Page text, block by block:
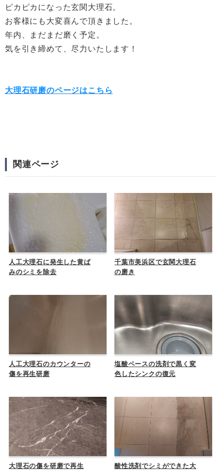
ピカピカになった玄関大理石。
お客様にも大変喜んで頂きました。
年内、まだまだ磨く予定。
気を引き締めて、尽力いたします！
大理石研磨のページはこちら
関連ページ
人工大理石に発生した黄ば
みのシミを除去
千葉市美浜区で玄関大理石
の磨き
人工大理石のカウンターの
傷を再生研磨
塩酸ベースの洗剤で黒く変
色したシンクの復元
大理石の傷を研磨で再生 酸性洗剤でシミができた大